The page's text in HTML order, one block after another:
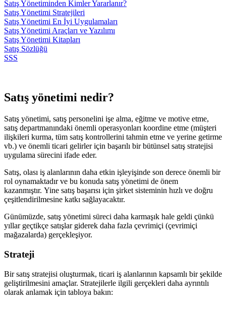
Satış Yönetiminden Kimler Yararlanır?
Satış Yönetimi Stratejileri
Satış Yönetimi En İyi Uygulamaları
Satış Yönetimi Araçları ve Yazılımı
Satış Yönetimi Kitapları
Satış Sözlüğü
SSS
Satış yönetimi nedir?
Satış yönetimi, satış personelini işe alma, eğitme ve motive etme,
satış departmanındaki önemli operasyonları koordine etme (müşteri
ilişkileri kurma, tüm satış kontrollerini tahmin etme ve yerine getirme
vb.) ve önemli ticari gelirler için başarılı bir bütünsel satış stratejisi
uygulama sürecini ifade eder.
Satış, olası iş alanlarının daha etkin işleyişinde son derece önemli bir
rol oynamaktadır ve bu konuda satış yönetimi de önem
kazanmıştır. Yine satış başarısı için şirket sisteminin hızlı ve doğru
çeşitlendirilmesine katkı sağlayacaktır.
Günümüzde, satış yönetimi süreci daha karmaşık hale geldi çünkü
yıllar geçtikçe satışlar giderek daha fazla çevrimiçi (çevrimiçi
mağazalarda) gerçekleşiyor.
Strateji
Bir satış stratejisi oluşturmak, ticari iş alanlarının kapsamlı bir şekilde
geliştirilmesini amaçlar. Stratejilerle ilgili gerçekleri daha ayrıntılı
olarak anlamak için tabloya bakın: